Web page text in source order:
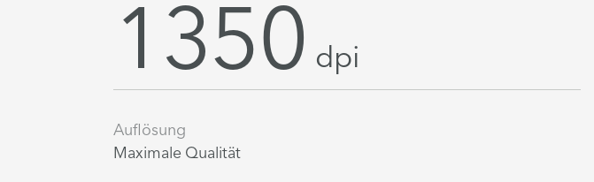
1350 dpi
Auflösung
Maximale Qualität